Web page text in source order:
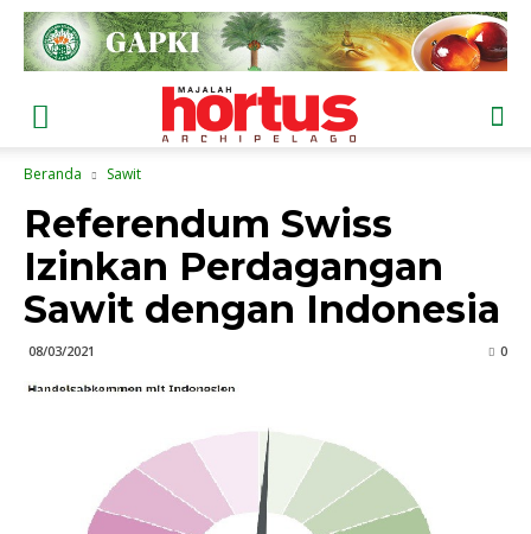
Beranda Sawit
Referendum Swiss
Izinkan Perdagangan
Sawit dengan Indonesia
08/03/2021 0